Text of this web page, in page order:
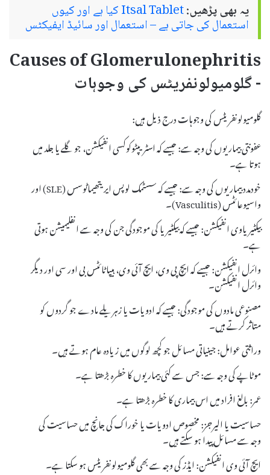
یہ بھی پڑھیں: Itsal Tablet کیا ہے اور کیوں
استعمال کی جاتی ہے – استعمال اور سائیڈ ایفیکٹس
Causes of Glomerulonephritis
- گلومیولونفریٹس کی وجوہات
گلومیولونفریٹس کی وجوہات درج ذیل ہیں:
عفونتی بیماریوں کی وجہ سے: جیسے کہ اسٹریپٹوکوکسی انفیکشن، جو گلے یا جلد میں
ہوتا ہے۔
خودمدد بیماریوں کی وجہ سے: جیسے کہ سسٹمک لوپس ایریتھیماٹوسس (SLE) اور
واسیوعائٹس (Vasculitis)۔
بیکٹیریاوی انفیکشن: جیسے کہ بیکٹیریا کی موجودگی جن کی وجہ سے انفلیمیشن ہوتی
ہے۔
وائرل انفیکشن: جیسے کہ ایچ پی وی، ایچ آئی وی، ہیپاٹائٹس بی اور سی اور دیگر
وائرل انفیکشن۔
مصنوعی مادوں کی موجودگی: جیسے کہ ادویات یا زہریلے مادے جو گردوں کو
متاثر کرتے ہیں۔
وراثتی عوامل: جینیاتی مسائل جو کچھ لوگوں میں زیادہ عام ہوتے ہیں۔
موٹاپے کی وجہ سے: جس سے کئی بیماریوں کا خطرہ بڑھتا ہے۔
عمر: بالغ افراد میں اس بیماری کا خطرہ بڑھتا ہے۔
حساسیت یا الیرجز: مخصوص ادویات یا خوراک کی جانچ میں حساسیت کی
وجہ سے مسائل پیدا ہو سکتے ہیں۔
ایچ آئی وی انفیکشن: ایڈز کی وجہ سے بھی گلومیولونفریٹس ہو سکتا ہے۔